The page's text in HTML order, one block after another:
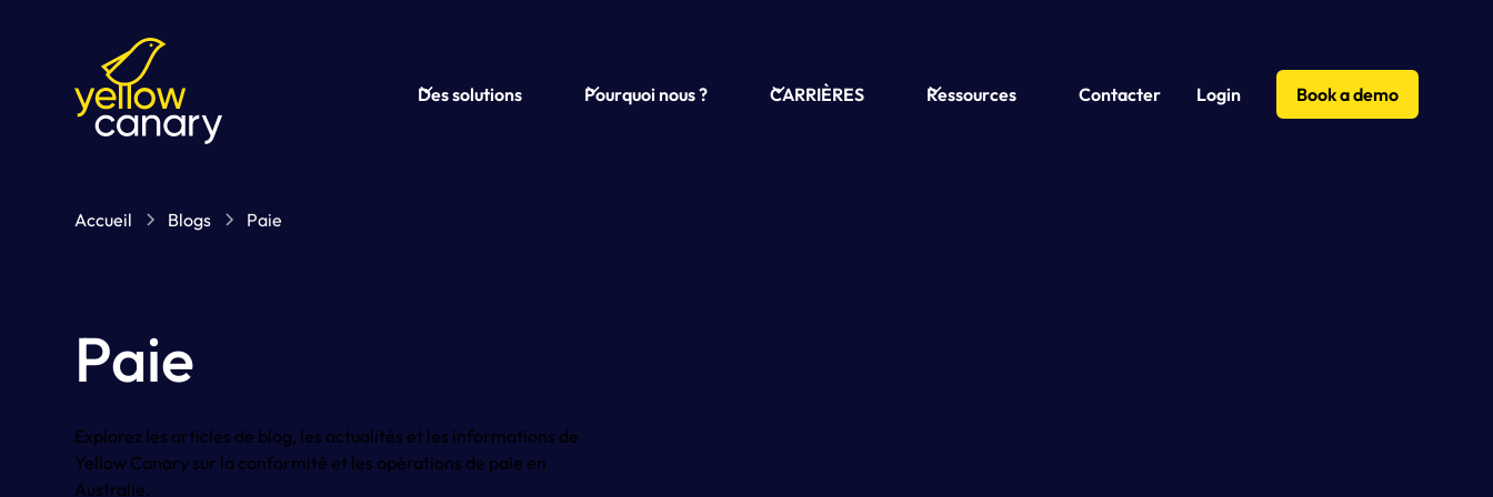
Des solutions Pourquoi nous ? CARRIÈRES Ressources Contacter Login Book a demo
Accueil Blogs Paie
Paie
Explorez les articles de blog, les actualités et les informations de
Yellow Canary sur la conformité et les opérations de paie en
Australie.